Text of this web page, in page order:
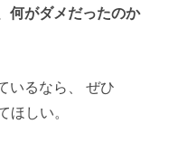
何がダメだったのか
いるなら、 ぜひ
ほしい。